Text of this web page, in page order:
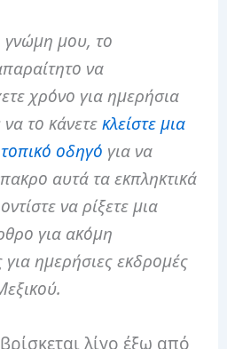
μου, το
να
χρόνο για ημερήσια
το κάνετεκλείστε μια
οδηγό για να
αυτά τα εκπληκτικά
να ρίξετε μια
για ακόμη
για ημερήσιες εκδρομές
λίγο έξω από